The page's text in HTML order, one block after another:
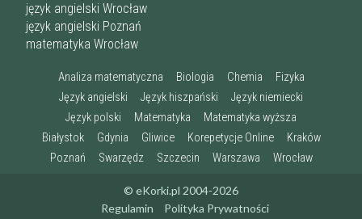
język angielski Wrocław
język angielski Poznań
matematyka Wrocław
Analiza matematyczna Biologia Chemia
Fizyka
Język angielski
Język hiszpański
Język niemiecki
Język polski
Matematyka
Matematyka wyższa
Białystok
Gdynia Gliwice Korepetycje Online
Kraków
Poznań
Swarzędz Szczecin Warszawa Wrocław
© eKorki.pl 2004-2026
Regulamin
Polityka Prywatności